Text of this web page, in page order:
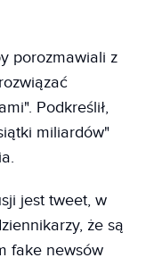
porozmawiali z
Podkreślił,
miliardów"
jest tweet, w
że są
fake newsów